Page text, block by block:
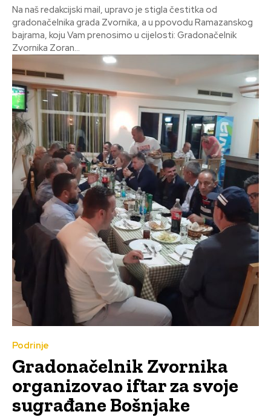
Na naš redakcijski mail, upravo je stigla čestitka od
gradonačelnika grada Zvornika, a u ppovodu Ramazanskog
bajrama, koju Vam prenosimo u cijelosti: Gradonačelnik
Zvornika Zoran...
Podrinje
Gradonačelnik Zvornika
organizovao iftar za svoje
sugrađane Bošnjake